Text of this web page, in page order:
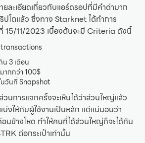
ยละเอียดเกี่ยวกับแอร์ดรอปที่มีคำด่ามาก
โตแล้ว ซึ่งทาง Starknet ได้ทำการ
15/11/2023 เบื้องต้นจะมี Criteria ดังนี้
transactions
3 เดือน
ากกว่า 100$
นวันที่ Snapshot
วนการแจกครั้งจะเห็นได้ว่าส่วนใหญ่แล้ว
งให้กับผู้ใช้งานเป็นหลัก แต่แน่นอนว่า
ข้างโหด ทำให้คนที่ได้ส่วนใหญ่ก็จะได้กัน
ต่อกระเป๋าเท่านั้น